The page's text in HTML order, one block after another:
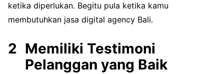
ketika diperlukan. Begitu pula ketika kamu
membutuhkan jasa digital agency Bali.
Memiliki Testimoni
Pelanggan yang Baik